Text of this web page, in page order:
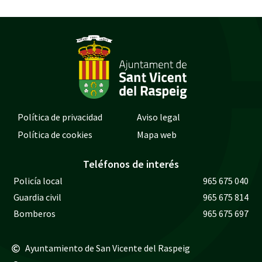
Política de privacidad
Aviso legal
Política de cookies
Mapa web
Teléfonos de interés
Policía local
965 675 040
Guardia civil
965 675 814
Bomberos
965 675 697
Ayuntamiento de San Vicente del Raspeig